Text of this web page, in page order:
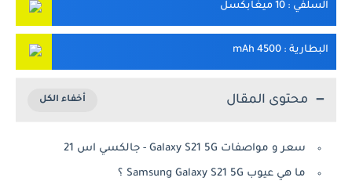
السلفي : 10 ميغابكسل
البطارية : 4500 mAh
محتوى المقال
سعر و مواصفات Galaxy S21 5G - جالكسي اس 21
ما هي عيوب Samsung Galaxy S21 5G ؟